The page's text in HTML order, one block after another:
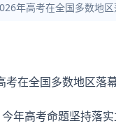
年高考在全国多数地
在全国多数地区落
年高考命题坚持落